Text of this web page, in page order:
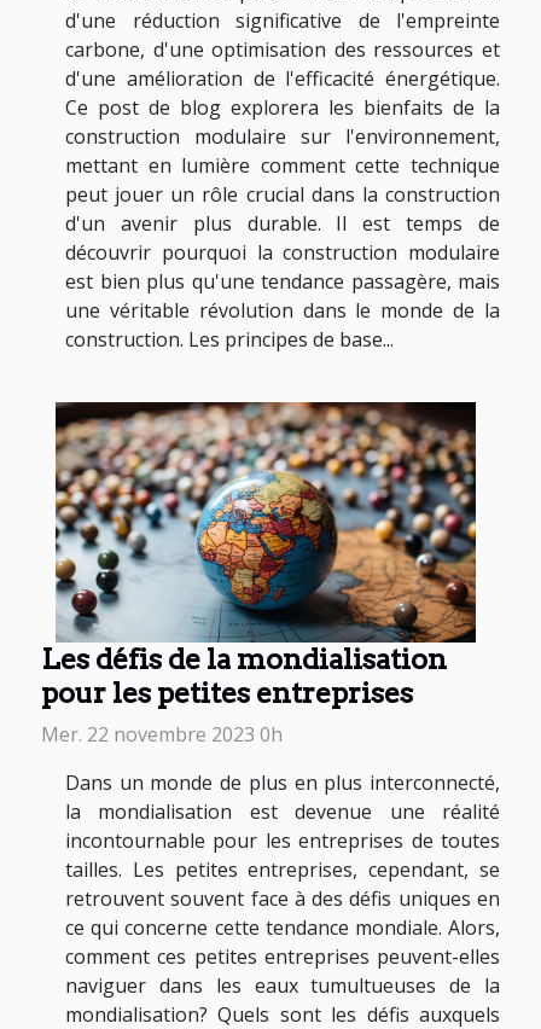
d'une réduction significative de l'empreinte
carbone, d'une optimisation des ressources et
d'une amélioration de l'efficacité énergétique.
Ce post de blog explorera les bienfaits de la
construction modulaire sur l'environnement,
mettant en lumière comment cette technique
peut jouer un rôle crucial dans la construction
d'un avenir plus durable. Il est temps de
découvrir pourquoi la construction modulaire
est bien plus qu'une tendance passagère, mais
une véritable révolution dans le monde de la
construction. Les principes de base...
Les défis de la mondialisation
pour les petites entreprises
Mer. 22 novembre 2023 0h
Dans un monde de plus en plus interconnecté,
la mondialisation est devenue une réalité
incontournable pour les entreprises de toutes
tailles. Les petites entreprises, cependant, se
retrouvent souvent face à des défis uniques en
ce qui concerne cette tendance mondiale. Alors,
comment ces petites entreprises peuvent-elles
naviguer dans les eaux tumultueuses de la
mondialisation? Quels sont les défis auxquels